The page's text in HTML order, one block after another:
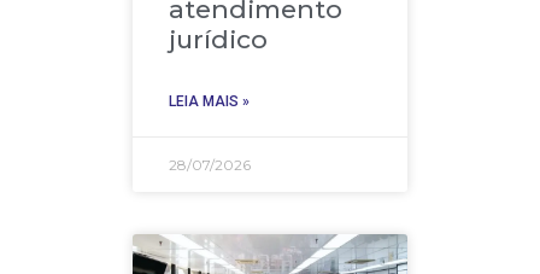
atendimento
jurídico
LEIA MAIS »
28/07/2026